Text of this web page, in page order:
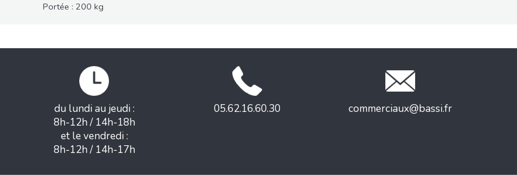
Portée : 200 kg
du lundi au jeudi :
8h-12h / 14h-18h
et le vendredi :
8h-12h / 14h-17h
05.62.16.60.30 commerciaux@bassi.fr